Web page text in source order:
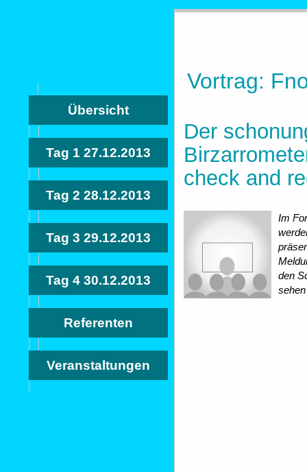
Übersicht
Tag 1 27.12.2013
Tag 2 28.12.2013
Tag 3 29.12.2013
Tag 4 30.12.2013
Referenten
Veranstaltungen
Vortrag:
Der
check and
Im
den